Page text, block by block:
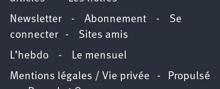
Newsletter- Abonnement - Se
connecter- Sites amis
L’hebdo - Le mensuel
Mentions légales / Vie privée - Propulsé